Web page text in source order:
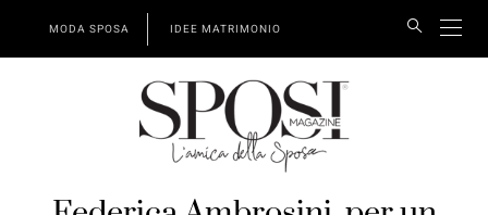
MODA SPOSA IDEE MATRIMONIO